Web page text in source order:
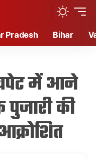
Pradesh Bihar
चपेट में आने
की